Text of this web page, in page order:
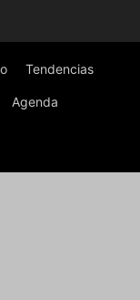
Tendencias
Agenda